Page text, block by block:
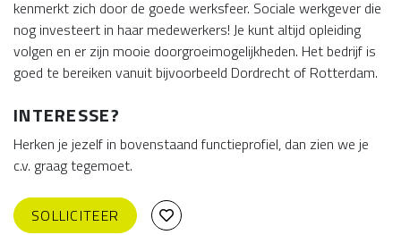
kenmerkt zich door de goede werksfeer. Sociale werkgever die
nog investeert in haar medewerkers! Je kunt altijd opleiding
volgen en er zijn mooie doorgroeimogelijkheden. Het bedrijf is
goed te bereiken vanuit bijvoorbeeld Dordrecht of Rotterdam.
INTERESSE?
Herken je jezelf in bovenstaand functieprofiel, dan zien we je
c.v. graag tegemoet.
SOLLICITEER